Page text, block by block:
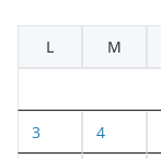
L
M
3 4